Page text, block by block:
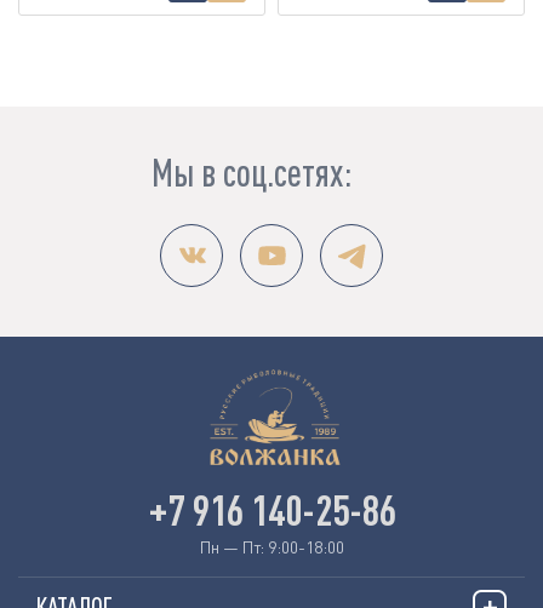
Мы в соц.сетях:
+7 916 140-25-86
Пн — Пт: 9:00-18:00